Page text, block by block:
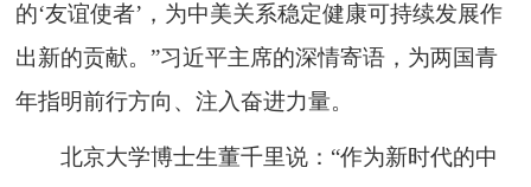
的‘友谊使者’，为中美关系稳定健康可持续发展作
出新的贡献。”习近平主席的深情寄语，为两国青
年指明前行方向、注入奋进力量。
北京大学博士生董千里说：“作为新时代的中